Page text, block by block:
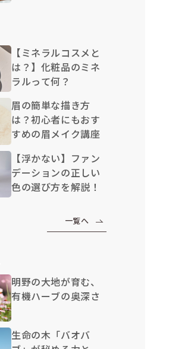
【ミネラルコスメと
は？】化粧品のミネ
ラルって何？
眉の簡単な描き方
は？初心者にもおす
すめの眉メイク講座
【浮かない】ファン
デーションの正しい
色の選び方を解説！
一覧へ
明野の大地が育む、
有機ハーブの奥深さ
生命の木「バオバ